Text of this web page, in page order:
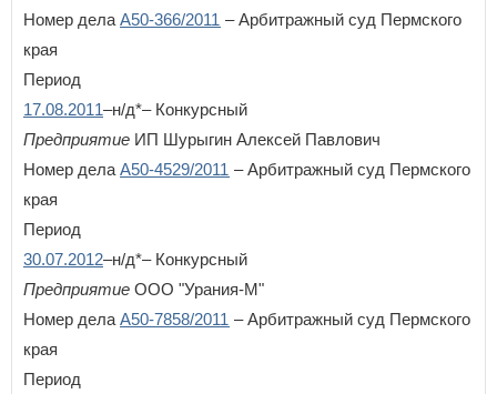
Номер дела А50-366/2011 – Арбитражный суд Пермского
края
Период
17.08.2011–н/д*– Конкурсный
Предприятие ИП Шурыгин Алексей Павлович
Номер дела А50-4529/2011 – Арбитражный суд Пермского
края
Период
30.07.2012–н/д*– Конкурсный
Предприятие ООО "Урания-М"
Номер дела А50-7858/2011 – Арбитражный суд Пермского
края
Период